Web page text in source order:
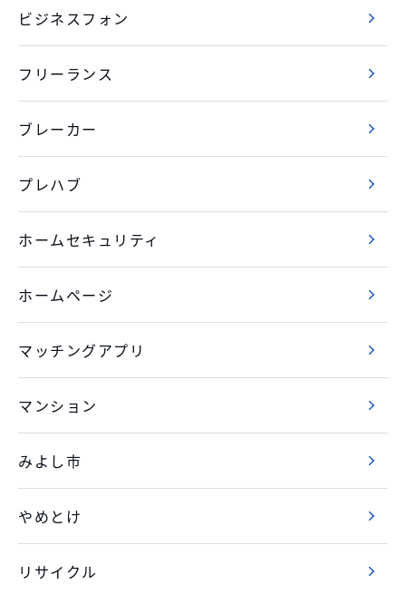
ビジネスフォン
フリーランス
ブレーカー
プレハブ
ホームセキュリティ
ホームページ
マッチングアプリ
マンション
みよし市
やめとけ
リサイクル